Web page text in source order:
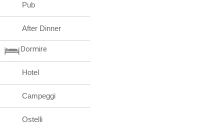
Pub
After Dinner
Dormire
Hotel
Campeggi
Ostelli